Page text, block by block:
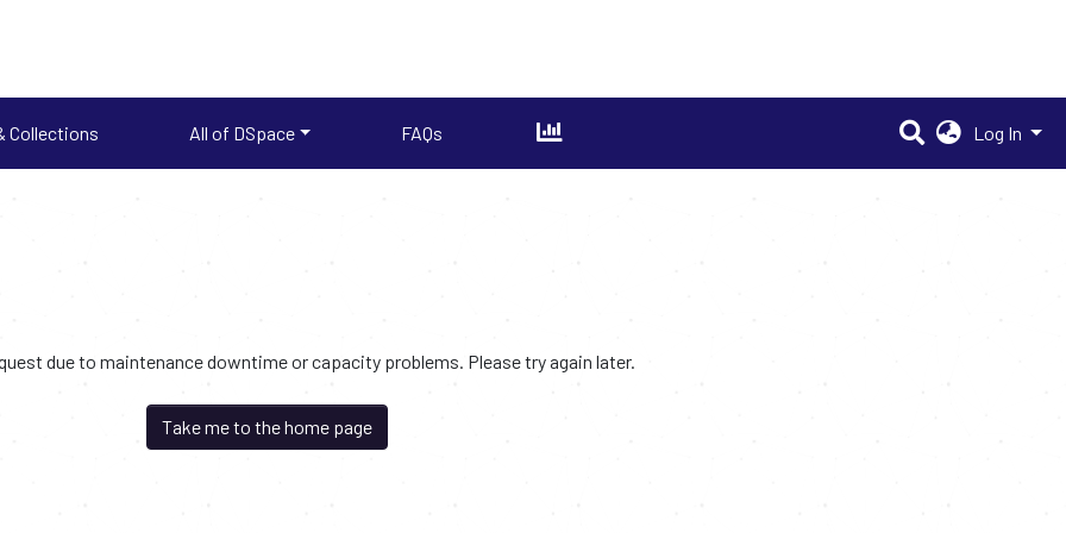
Collections All of DSpace FAQs Log In
due to maintenance downtime or capacity problems. Please try again later.
Take me to the home page